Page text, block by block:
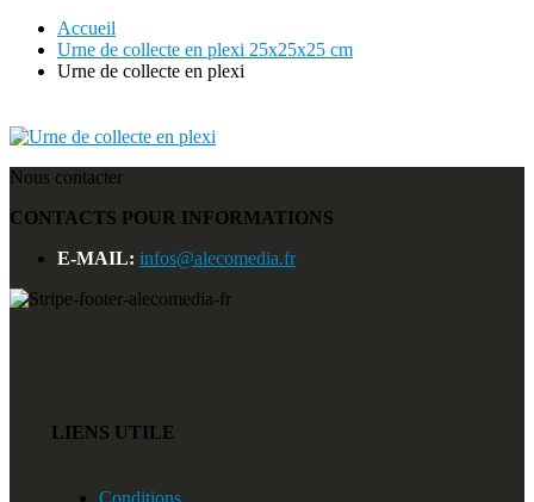
Accueil
Urne de collecte en plexi 25x25x25 cm
Urne de collecte en plexi
Nous contacter
CONTACTS POUR INFORMATIONS
E-MAIL: infos@alecomedia.fr
LIENS UTILE
Conditions